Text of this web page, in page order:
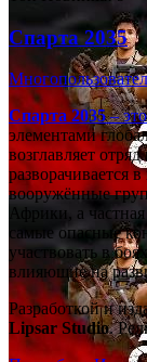
Спарта 2035
Спарта 2035–
элементами
возглавляет
разворачивается
вооружённые
Африки, а
самые опасные
участвовать в
влияющие на
Разработкой и
Lipsar Studio.